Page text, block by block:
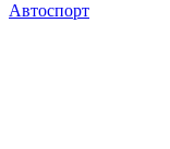
Автоспорт